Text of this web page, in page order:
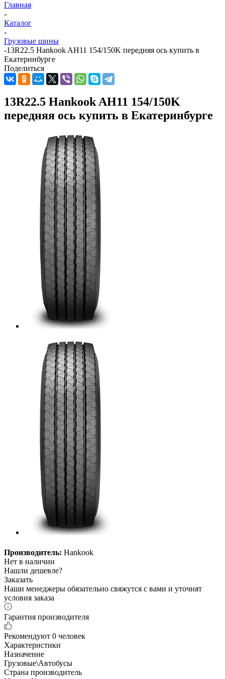
Главная
-
Каталог
-
Грузовые шины
-13R22.5 Hankook AH11 154/150K передняя ось купить в
Екатеринбурге
Поделиться
13R22.5 Hankook AH11 154/150K
передняя ось купить в Екатеринбурге
Производитель: Hankook
Нет в наличии
Нашли дешевле?
Заказать
Наши менеджеры обязательно свяжутся с вами и уточнят
условия заказа
Гарантия производителя
Рекомендуют 0 человек
Характеристики
Назначение
Грузовые\Автобусы
Страна производитель